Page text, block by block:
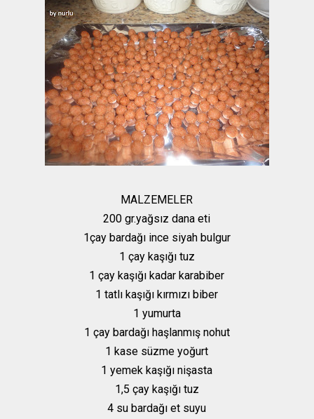
MALZEMELER
200 gr.yağsız dana eti
1çay bardağı ince siyah bulgur
1 çay kaşığı tuz
1 çay kaşığı kadar karabiber
1 tatlı kaşığı kırmızı biber
1 yumurta
1 çay bardağı haşlanmış nohut
1 kase süzme yoğurt
1 yemek kaşığı nişasta
1,5 çay kaşığı tuz
4 su bardağı et suyu